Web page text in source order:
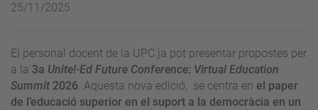
25/11/2025
El personal docent de la UPC ja pot presentar propostes per
a la 3a Unite!-Ed Future Conference: Virtual Education
Summit 2026. Aquesta nova edició, se centra en el paper
de l’educació superior en el suport a la democràcia en un